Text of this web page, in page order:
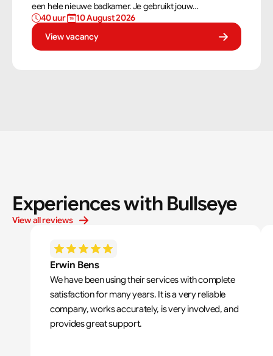
een hele nieuwe badkamer. Je gebruikt jouw
vaardigheden om tegels perfect te plaatsen. Als
tegelzetter ben je voortdurend bezig met diverse taken.
40 uur
10 August 2026
View vacancy
Experiences with Bullseye
View all reviews
Erwin Bens
We have been using their services with complete
satisfaction for many years. It is a very reliable
company, works accurately, is very involved, and
provides great support.